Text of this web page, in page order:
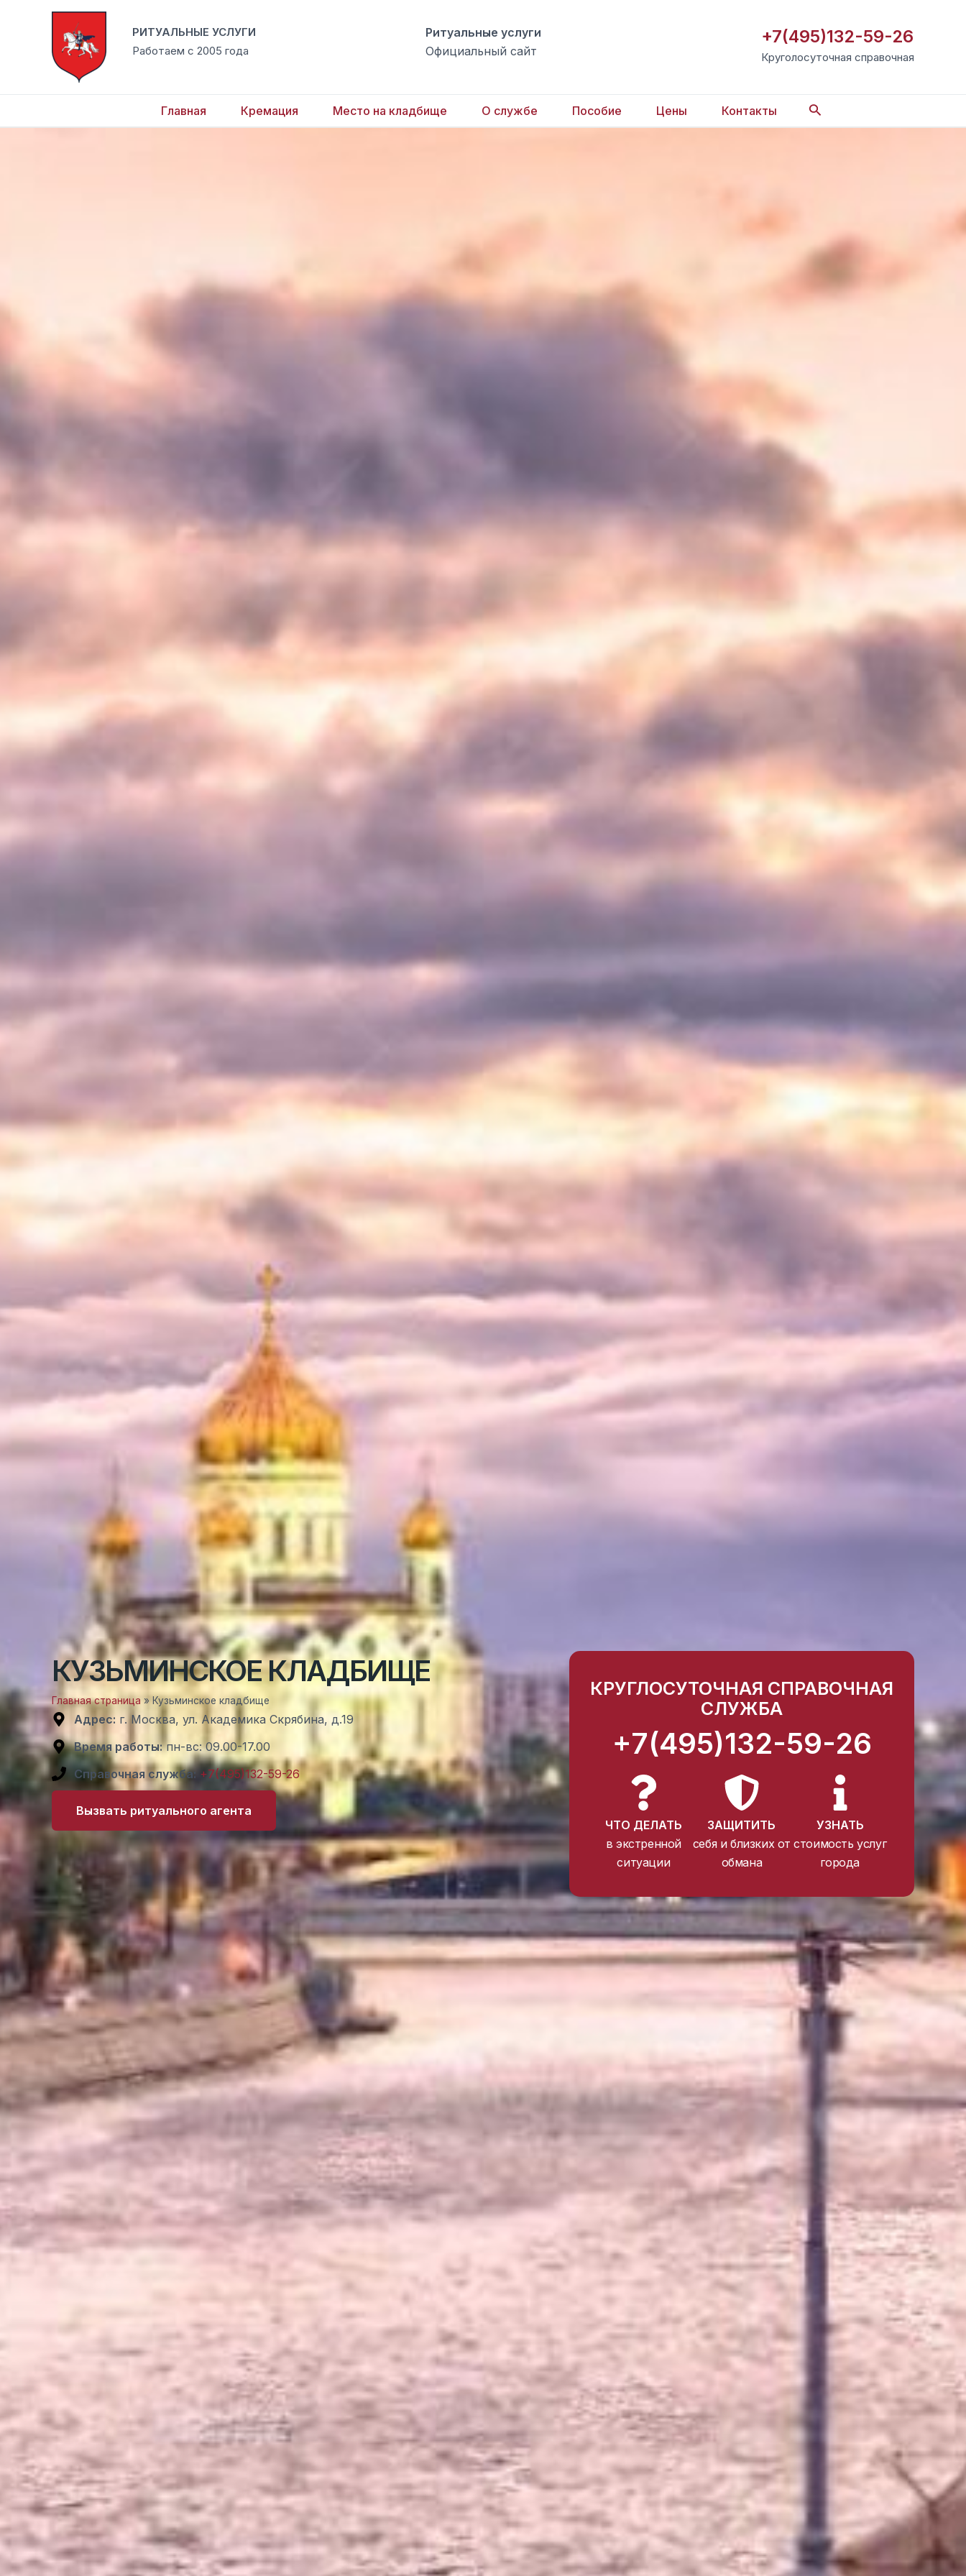
содержимому
РИТУАЛЬНЫЕ УСЛУГИ
Работаем с 2005 года
Ритуальные услуги
Официальный сайт
+7(495)132-59-26
Круголосуточная справочная
Главная Кремация Место на кладбище О службе Пособие Цены Контакты Поиск
КУЗЬМИНСКОЕ КЛАДБИЩЕ
Главная страница » Кузьминское кладбище
Адрес: г. Москва, ул. Академика Скрябина, д.19
Время работы:пн-вс: 09.00-17.00
Справочная служба: +7(495)132-59-26
Вызвать ритуального агента
КРУГЛОСУТОЧНАЯ СПРАВОЧНАЯ
СЛУЖБА
+7(495)132-59-26
ЧТО ДЕЛАТЬ
в экстренной
ситуации
ЗАЩИТИТЬ
себя и близких от
обмана
УЗНАТЬ
стоимость услуг
города